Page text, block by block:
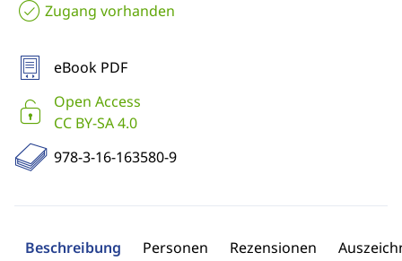
Zugang vorhanden
eBook PDF
Open Access
CC BY-SA 4.0
978-3-16-163580-9
Beschreibung Personen Rezensionen